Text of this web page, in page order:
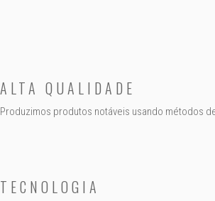
ALTA QUALIDADE
Produzimos produtos notáveis usando métodos
TECNOLOGIA